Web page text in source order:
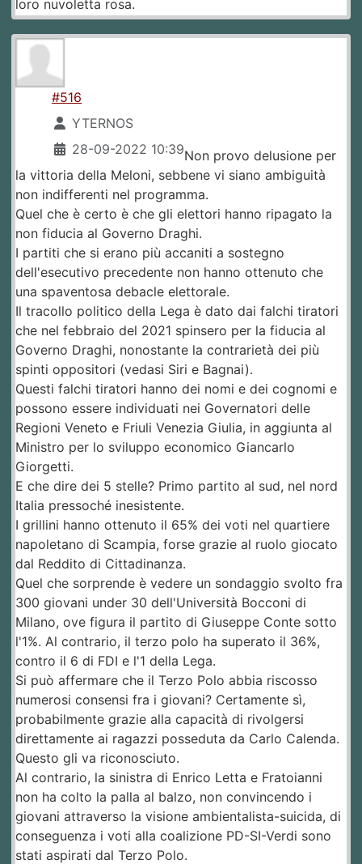
loro nuvoletta rosa.
#516
YTERNOS
28-09-2022 10:39Non provo delusione per
la vittoria della Meloni, sebbene vi siano ambiguità
non indifferenti nel programma.
Quel che è certo è che gli elettori hanno ripagato la
non fiducia al Governo Draghi.
I partiti che si erano più accaniti a sostegno
dell'esecutivo precedente non hanno ottenuto che
una spaventosa debacle elettorale.
Il tracollo politico della Lega è dato dai falchi tiratori
che nel febbraio del 2021 spinsero per la fiducia al
Governo Draghi, nonostante la contrarietà dei più
spinti oppositori (vedasi Siri e Bagnai).
Questi falchi tiratori hanno dei nomi e dei cognomi e
possono essere individuati nei Governatori delle
Regioni Veneto e Friuli Venezia Giulia, in aggiunta al
Ministro per lo sviluppo economico Giancarlo
Giorgetti.
E che dire dei 5 stelle? Primo partito al sud, nel nord
Italia pressoché inesistente.
I grillini hanno ottenuto il 65% dei voti nel quartiere
napoletano di Scampia, forse grazie al ruolo giocato
dal Reddito di Cittadinanza.
Quel che sorprende è vedere un sondaggio svolto fra
300 giovani under 30 dell'Università Bocconi di
Milano, ove figura il partito di Giuseppe Conte sotto
l'1%. Al contrario, il terzo polo ha superato il 36%,
contro il 6 di FDI e l'1 della Lega.
Si può affermare che il Terzo Polo abbia riscosso
numerosi consensi fra i giovani? Certamente sì,
probabilmente grazie alla capacità di rivolgersi
direttamente ai ragazzi posseduta da Carlo Calenda.
Questo gli va riconosciuto.
Al contrario, la sinistra di Enrico Letta e Fratoianni
non ha colto la palla al balzo, non convincendo i
giovani attraverso la visione ambientalista-suicida, di
conseguenza i voti alla coalizione PD-SI-Verdi sono
stati aspirati dal Terzo Polo.